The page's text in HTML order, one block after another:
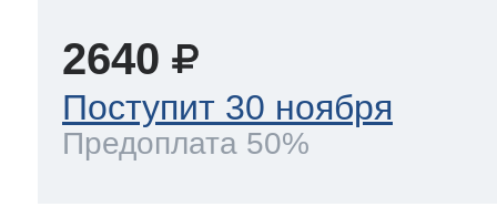
2640
Поступит 30 ноября
Предоплата 50%